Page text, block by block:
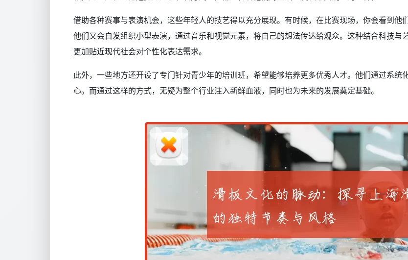
借助各种赛事与表演机会，这些年轻人的技艺得以充分展现。有时候，在比赛现场，你会看到他
他们又会自发组织小型表演，通过音乐和视觉元素，将自己的想法传达给观众。这种结合科技与
更加贴近现代社会对个性化表达需求。
此外，一些地方还开设了专门针对青少年的培训班，希望能够培养更多优秀人才。他们通过系
心。而通过这样的方式，无疑为整个行业注入新鲜血液，同时也为未来的发展奠定基础。